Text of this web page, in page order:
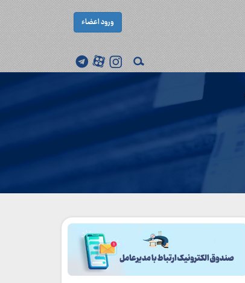
ورود اعضاء